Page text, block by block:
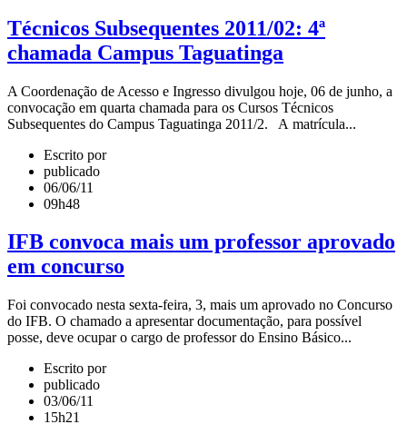
Técnicos Subsequentes 2011/02: 4ª
chamada Campus Taguatinga
A Coordenação de Acesso e Ingresso divulgou hoje, 06 de junho, a
convocação em quarta chamada para os Cursos Técnicos
Subsequentes do Campus Taguatinga 2011/2. A matrícula...
Escrito por
publicado
06/06/11
09h48
IFB convoca mais um professor aprovado
em concurso
Foi convocado nesta sexta-feira, 3, mais um aprovado no Concurso
do IFB. O chamado a apresentar documentação, para possível
posse, deve ocupar o cargo de professor do Ensino Básico...
Escrito por
publicado
03/06/11
15h21